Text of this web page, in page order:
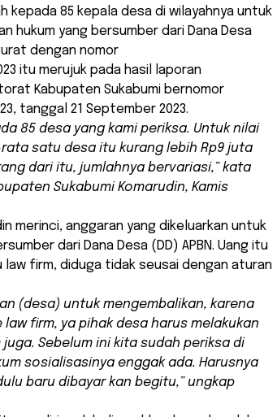
kepada 85 kepala desa di wilayahnya untuk
hukum yang bersumber dari Dana Desa
dengan nomor
itu merujuk pada hasil laporan
Kabupaten Sukabumi bernomor
tanggal 21 September 2023.
85 desa yang kami periksa. Untuk nilai
satu desa itu kurang lebih Rp9 juta
dari itu, jumlahnya bervariasi,” kata
Sukabumi Komarudin, Kamis
merinci, anggaran yang dikeluarkan untuk
dari Dana Desa (DD) APBN. Uang itu
firm, diduga tidak seusai dengan aturan
(desa) untuk mengembalikan, karena
firm, ya pihak desa harus melakukan
juga. Sebelum ini kita sudah periksa di
sosialisasinya enggak ada. Harusnya
baru dibayar kan begitu,” ungkap